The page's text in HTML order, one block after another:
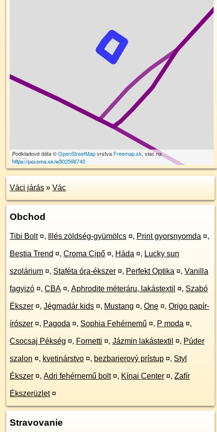
20 m
Podkladové dáta ©OpenStreetMapvrstva Freemap.sk, viac na
https://poi.oma.sk/w302598740
Váci járás » Vác
Obchod
Tibi Bolt ¤, Illés zöldség-gyümölcs ¤, Print gyorsnyomda ¤,
Bestia Trend ¤, Croma Cipő ¤, Háda ¤, Lucky sun
szolárium ¤, Staféta óra-ékszer ¤, Perfekt Optika ¤, Vanilla
fagyizó ¤, CBA ¤, Aphrodite méteráru, lakástextil ¤, Szabó
Ékszer ¤, Jégmadár kids ¤, Mustang ¤, One ¤, Origo papír-
írószer ¤, Pagoda ¤, Sophia Fehérnemű ¤, P moda ¤,
Csocsaj Pékség ¤, Fornetti ¤, Jázmin lakástextil ¤, Púder
szalon ¤, kvetinárstvo ¤, bezbarierový prístup ¤, Styl
Ékszer ¤, Adri fehérnemű bolt ¤, Kínai Center ¤, Zafír
Ékszerüzlet ¤
Stravovanie